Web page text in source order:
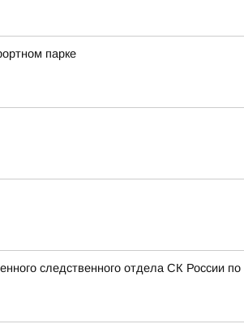
парке
следственного отдела СК России